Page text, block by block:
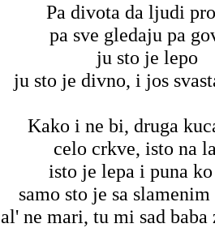
Pa divota da ljudi
pa sve gledaju pa
ju sto je lepo
ju sto je divno, i jos
Kako i ne bi, druga
celo crkve, isto na
isto je lepa i puna
samo sto je sa
al' ne mari, tu mi sad